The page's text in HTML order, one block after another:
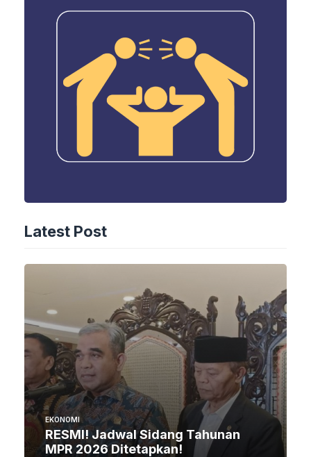
Latest Post
EKONOMI
RESMI! Jadwal Sidang Tahunan
MPR 2026 Ditetapkan!